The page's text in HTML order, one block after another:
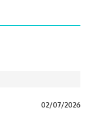
02/07/2026